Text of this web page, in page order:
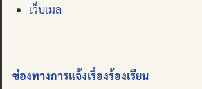
เว็บเมล
ช่องทางการแจ้งเรื่องร้องเรียน